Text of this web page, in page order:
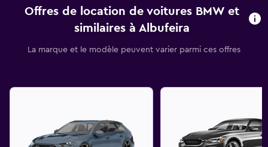
Offres de location de voitures BMW et
similaires à Albufeira
La marque et le modèle peuvent varier parmi ces offres